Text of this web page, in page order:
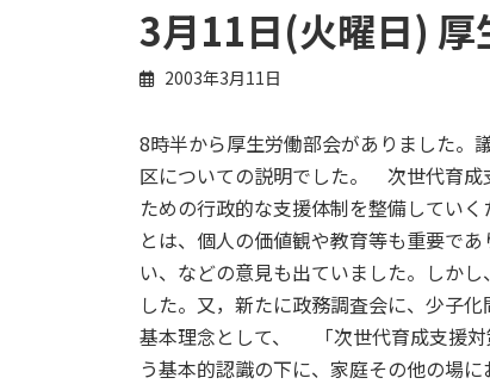
3月11日(火曜日) 厚
2003年3月11日
8時半から厚生労働部会がありました。
区についての説明でした。 次世代育成
ための行政的な支援体制を整備してい
とは、個人の価値観や教育等も重要で
い、などの意見も出ていました。しか
した。又，新たに政務調査会に、少子
基本理念として、 「次世代育成支援対
う基本的認識の下に、家庭その他の場